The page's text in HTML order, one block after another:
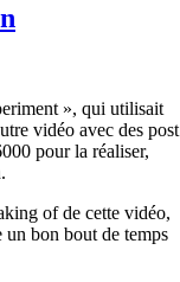
», qui utilisait
vidéo avec des post
pour la réaliser,
of de cette vidéo,
un bon bout de temps